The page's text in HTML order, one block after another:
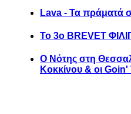
Lava - Τα πράματά
Το 3ο BREVET
Ο Νότης στη
Κοκκίνου & οι